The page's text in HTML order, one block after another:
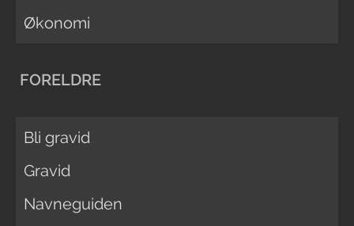
Økonomi
FORELDRE
Bli gravid
Gravid
Navneguiden